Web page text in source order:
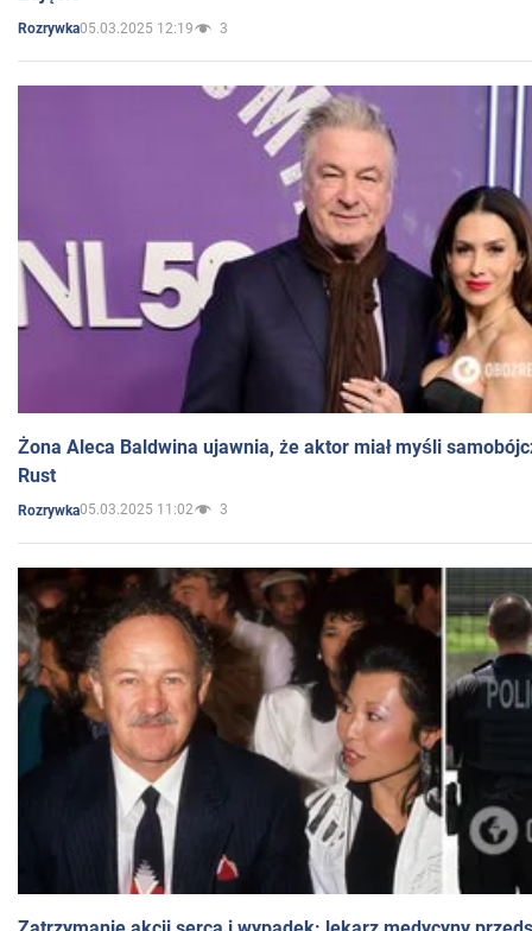
Rozrywka05.03.2025 12:19 3
Żona Aleca Baldwina ujawnia, że aktor miał myśli
Rust
Rozrywka05.03.2025 11:02 3